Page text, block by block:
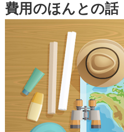
費用のほんとの話